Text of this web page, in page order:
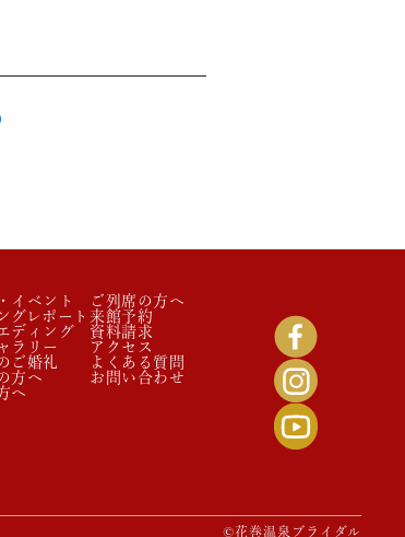
イベント
グレポート
ディング
ラリー
ご婚礼
方へ
へ
ご列席の方へ
来館予約
資料請求
アクセス
よくある質問
お問い合わせ
©花巻温泉ブライダル